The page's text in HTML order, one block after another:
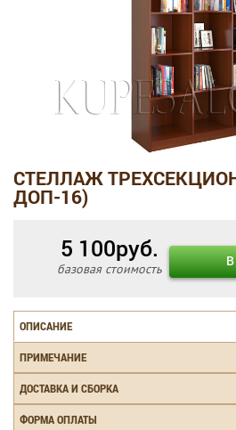
СТЕЛЛАЖ
ДОП-16)
5 100руб.
базовая стоимость В
ОПИСАНИЕ
ПРИМЕЧАНИЕ
ДОСТАВКА И СБОРКА
ФОРМА ОПЛАТЫ